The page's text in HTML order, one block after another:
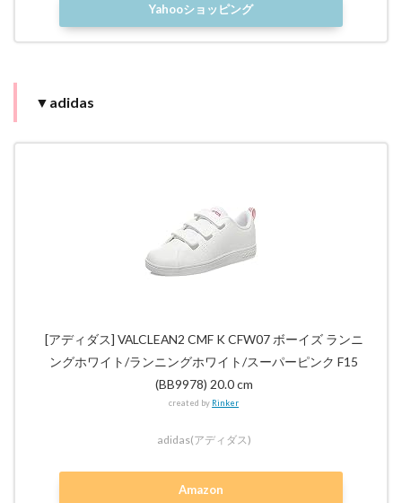
Yahooショッピング
▼adidas
[アディダス] VALCLEAN2 CMF K CFW07 ボーイズ ランニ
ングホワイト/ランニングホワイト/スーパーピンク F15
(BB9978) 20.0 cm
created by Rinker
adidas(アディダス)
Amazon